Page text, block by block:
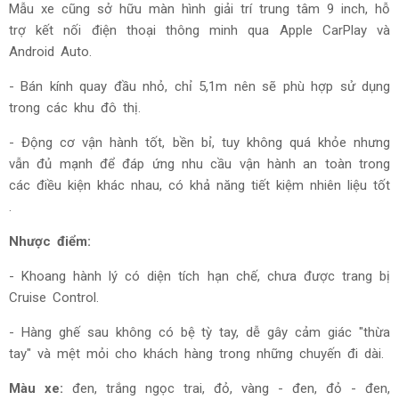
Mẫu xe cũng sở hữu màn hình giải trí trung tâm 9 inch, hỗ
trợ kết nối điện thoại thông minh qua Apple CarPlay và
Android Auto.
- Bán kính quay đầu nhỏ, chỉ 5,1m nên sẽ phù hợp sử dụng
trong các khu đô thị.
- Động cơ vận hành tốt, bền bỉ, tuy không quá khỏe nhưng
vẫn đủ mạnh để đáp ứng nhu cầu vận hành an toàn trong
các điều kiện khác nhau, có khả năng tiết kiệm nhiên liệu tốt
.
Nhược điểm:
- Khoang hành lý có diện tích hạn chế, chưa được trang bị
Cruise Control.
- Hàng ghế sau không có bệ tỳ tay, dễ gây cảm giác "thừa
tay" và mệt mỏi cho khách hàng trong những chuyến đi dài.
Màu xe: đen, trắng ngọc trai, đỏ, vàng - đen, đỏ - đen,